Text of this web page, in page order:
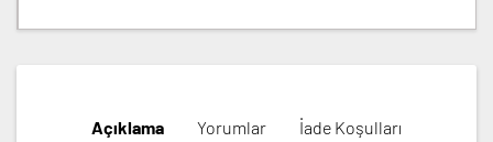
Açıklama Yorumlar İade Koşulları